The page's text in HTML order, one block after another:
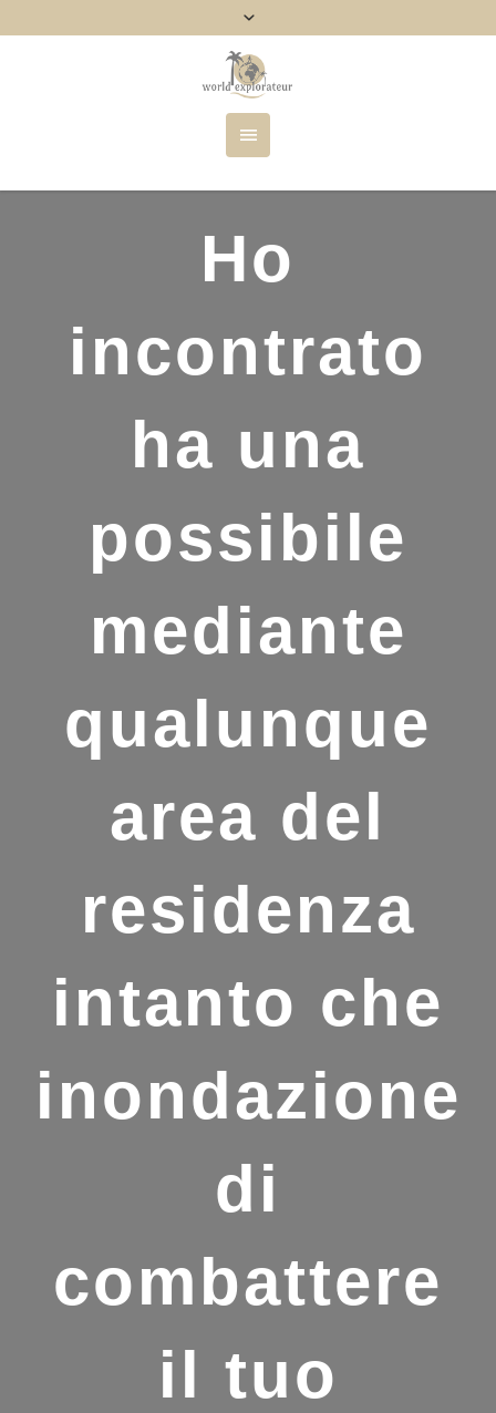
Ho
incontrato
ha una
possibile
mediante
qualunque
area del
residenza
intanto che
inondazione
di
combattere
il tuo